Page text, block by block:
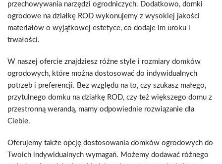
przechowywania narzędzi ogrodniczych. Dodatkowo, domki
ogrodowe na działkę ROD wykonujemy z wysokiej jakości
materiałów o wyjątkowej estetyce, co dodaje im uroku i
trwałości.
W naszej ofercie znajdziesz różne style i rozmiary domków
ogrodowych, które można dostosować do indywidualnych
potrzeb i preferencji. Bez względu na to, czy szukasz małego,
przytulnego domku na działkę ROD, czy też większego domu z
przestronną werandą, mamy odpowiednie rozwiązanie dla
Ciebie.
Oferujemy także opcję dostosowania domków ogrodowych do
Twoich indywidualnych wymagań. Możemy dodawać różnego